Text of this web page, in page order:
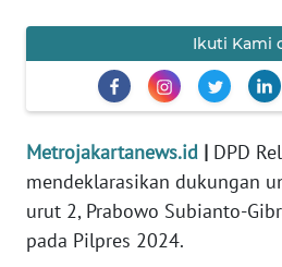
Ikuti Kami
Metrojakartanews.id | DPD
mendeklarasikan dukungan
urut 2, Prabowo Subianto-
pada Pilpres 2024.
KAMI
PEDOMAN
MEDIA
SIBER
REDAKSI